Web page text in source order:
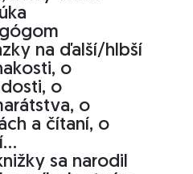
na ďalší/hlbší
o
o
o
a čítaní, o
sa narodil